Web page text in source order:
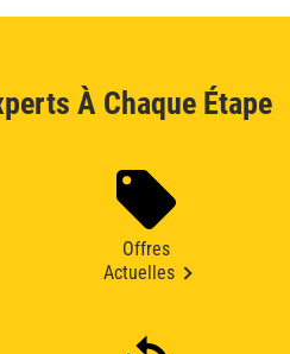
À Chaque Étape
Offres
Actuelles